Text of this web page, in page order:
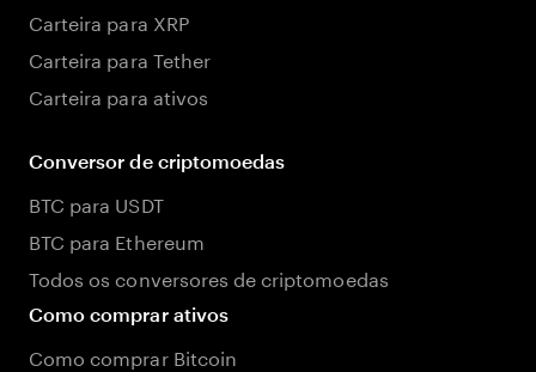
Carteira para XRP
Carteira para Tether
Carteira para ativos
Conversor de criptomoedas
BTC para USDT
BTC para Ethereum
Todos os conversores de criptomoedas
Como comprar ativos
Como comprar Bitcoin